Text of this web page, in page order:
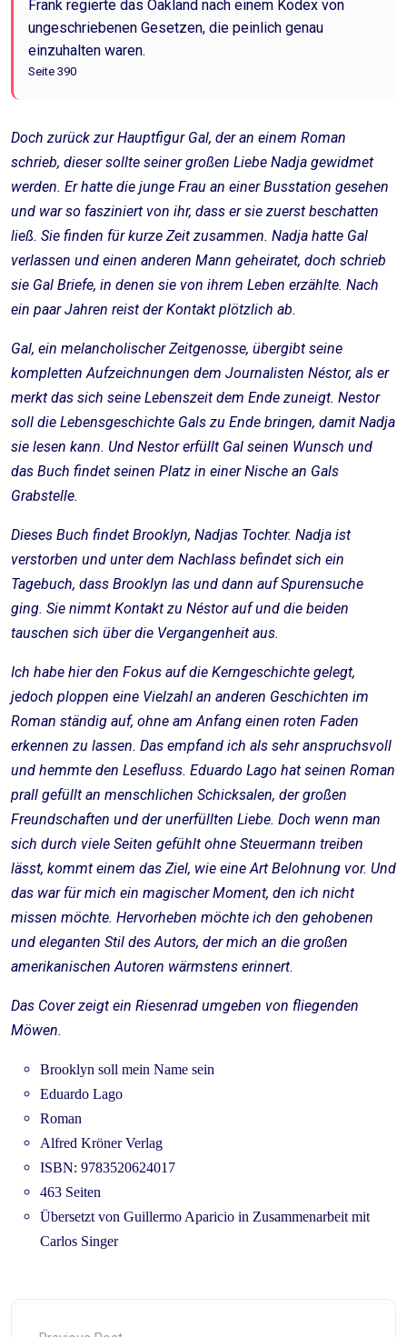
Frank regierte das Oakland nach einem Kodex von
ungeschriebenen Gesetzen, die peinlich genau
einzuhalten waren.
Seite 390
Doch zurück zur Hauptfigur Gal, der an einem Roman
schrieb, dieser sollte seiner großen Liebe Nadja gewidmet
werden. Er hatte die junge Frau an einer Busstation gesehen
und war so fasziniert von ihr, dass er sie zuerst beschatten
ließ. Sie finden für kurze Zeit zusammen. Nadja hatte Gal
verlassen und einen anderen Mann geheiratet, doch schrieb
sie Gal Briefe, in denen sie von ihrem Leben erzählte. Nach
ein paar Jahren reist der Kontakt plötzlich ab.
Gal, ein melancholischer Zeitgenosse, übergibt seine
kompletten Aufzeichnungen dem Journalisten Néstor, als er
merkt das sich seine Lebenszeit dem Ende zuneigt. Nestor
soll die Lebensgeschichte Gals zu Ende bringen, damit Nadja
sie lesen kann. Und Nestor erfüllt Gal seinen Wunsch und
das Buch findet seinen Platz in einer Nische an Gals
Grabstelle.
Dieses Buch findet Brooklyn, Nadjas Tochter. Nadja ist
verstorben und unter dem Nachlass befindet sich ein
Tagebuch, dass Brooklyn las und dann auf Spurensuche
ging. Sie nimmt Kontakt zu Néstor auf und die beiden
tauschen sich über die Vergangenheit aus.
Ich habe hier den Fokus auf die Kerngeschichte gelegt,
jedoch ploppen eine Vielzahl an anderen Geschichten im
Roman ständig auf, ohne am Anfang einen roten Faden
erkennen zu lassen. Das empfand ich als sehr anspruchsvoll
und hemmte den Lesefluss. Eduardo Lago hat seinen Roman
prall gefüllt an menschlichen Schicksalen, der großen
Freundschaften und der unerfüllten Liebe. Doch wenn man
sich durch viele Seiten gefühlt ohne Steuermann treiben
lässt, kommt einem das Ziel, wie eine Art Belohnung vor. Und
das war für mich ein magischer Moment, den ich nicht
missen möchte. Hervorheben möchte ich den gehobenen
und eleganten Stil des Autors, der mich an die großen
amerikanischen Autoren wärmstens erinnert.
Das Cover zeigt ein Riesenrad umgeben von fliegenden
Möwen.
Brooklyn soll mein Name sein
Eduardo Lago
Roman
Alfred Kröner Verlag
ISBN: 9783520624017
463 Seiten
Übersetzt von Guillermo Aparicio in Zusammenarbeit mit
Carlos Singer